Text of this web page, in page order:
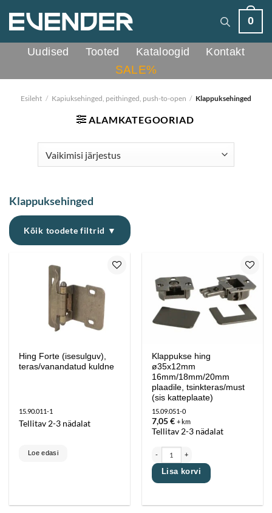
0
Uudised Tooted Kataloogid Kontakt
SALE%
Esileht / Kapiuksehinged, peithinged, push-to-open / Klappuksehinged
ALAMKATEGOORIAD
Klappuksehinged
Kõik toodete filtrid ▼
lemmikutesse
Hing Forte (isesulguv),
teras/vanandatud kuldne
15.90.011-1
Tellitav 2-3 nädalat
Loe edasi
Lisa
lemmikutesse
Klappukse hing
ø35x12mm
16mm/18mm/20mm
plaadile, tsinkteras/must
(sis katteplaate)
15.09.051-0
7,05€ + km
Tellitav 2-3 nädalat
Lisa korvi